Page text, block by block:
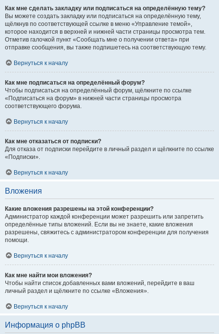
Как мне сделать закладку или подписаться на определённую тему?
Вы можете создать закладку или подписаться на определённую тему,
щёлкнув по соответствующей ссылке в меню «Управление темой»,
которое находится в верхней и нижней части страницы просмотра тем.
Отметив галочкой пункт «Сообщать мне о получении ответа» при
отправке сообщения, вы также подпишетесь на соответствующую тему.
Вернуться к началу
Как мне подписаться на определённый форум?
Чтобы подписаться на определённый форум, щёлкните по ссылке
«Подписаться на форум» в нижней части страницы просмотра
соответствующего форума.
Вернуться к началу
Как мне отказаться от подписки?
Для отказа от подписки перейдите в личный раздел и щёлкните по ссылке
«Подписки».
Вернуться к началу
Вложения
Какие вложения разрешены на этой конференции?
Администратор каждой конференции может разрешить или запретить
определённые типы вложений. Если вы не знаете, какие вложения
разрешены, свяжитесь с администратором конференции для получения
помощи.
Вернуться к началу
Как мне найти мои вложения?
Чтобы найти список добавленных вами вложений, перейдите в ваш
личный раздел и щёлкните по ссылке «Вложения».
Вернуться к началу
Информация о phpBB